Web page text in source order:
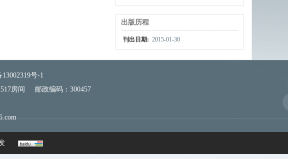
出版历程
刊出日期: 2015-01-30
号-1
房间
邮政编码：300457